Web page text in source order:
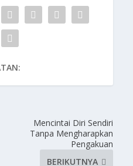
Mencintai Diri Sendiri
Tanpa Mengharapkan
Pengakuan
BERIKUTNYA